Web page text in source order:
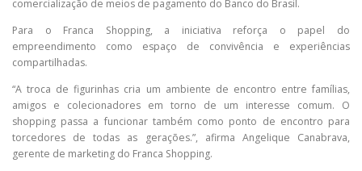
comercialização de meios de pagamento do Banco do Brasil.
Para o Franca Shopping, a iniciativa reforça o papel do
empreendimento como espaço de convivência e experiências
compartilhadas.
“A troca de figurinhas cria um ambiente de encontro entre famílias,
amigos e colecionadores em torno de um interesse comum. O
shopping passa a funcionar também como ponto de encontro para
torcedores de todas as gerações.”, afirma Angelique Canabrava,
gerente de marketing do Franca Shopping.